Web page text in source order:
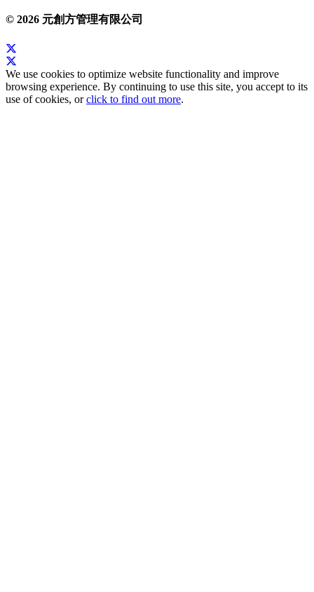
© 2026 元創方管理有限公司
We use cookies to optimize website functionality and improve
browsing experience. By continuing to use this site, you accept to its
use of cookies, orclick to find out more.